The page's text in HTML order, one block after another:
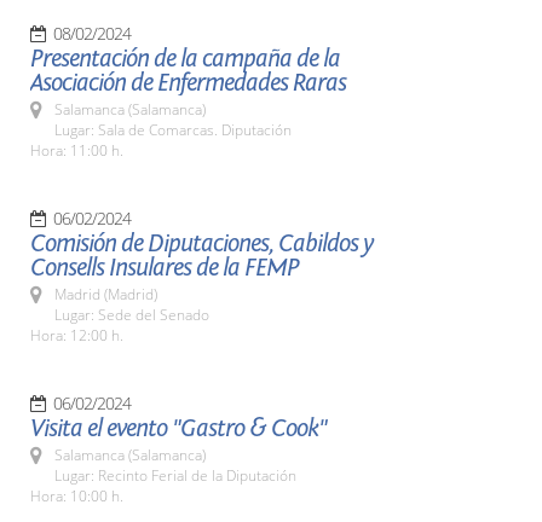
08/02/2024
Presentación de la campaña de la
Asociación de Enfermedades Raras
Salamanca (Salamanca)
Lugar: Sala de Comarcas. Diputación
Hora: 11:00 h.
06/02/2024
Comisión de Diputaciones, Cabildos y
Consells Insulares de la FEMP
Madrid (Madrid)
Lugar: Sede del Senado
Hora: 12:00 h.
06/02/2024
Visita el evento "Gastro & Cook"
Salamanca (Salamanca)
Lugar: Recinto Ferial de la Diputación
Hora: 10:00 h.